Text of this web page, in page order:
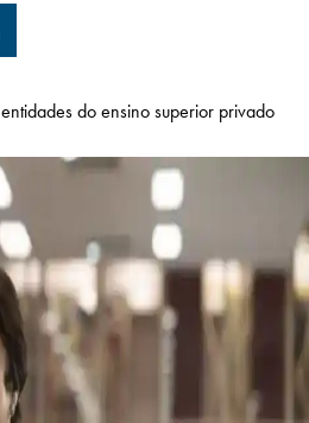
SOLICITE INFORMAÇÕES
LOGIN
do ensino superior privado